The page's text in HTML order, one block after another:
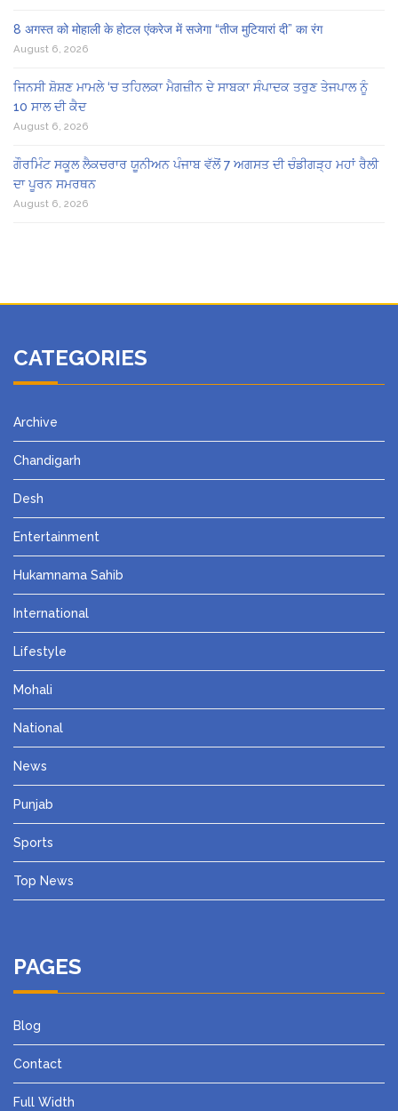
8 अगस्त को मोहाली के होटल एंकरेज में सजेगा “तीज मुटियारां दी” का रंग
August 6, 2026
ਜਿਨਸੀ ਸ਼ੋਸ਼ਣ ਮਾਮਲੇ ‘ਚ ਤਹਿਲਕਾ ਮੈਗਜ਼ੀਨ ਦੇ ਸਾਬਕਾ ਸੰਪਾਦਕ ਤਰੁਣ ਤੇਜਪਾਲ ਨੂੰ
10 ਸਾਲ ਦੀ ਕੈਦ
August 6, 2026
ਗੌਰਮਿੰਟ ਸਕੂਲ ਲੈਕਚਰਾਰ ਯੂਨੀਅਨ ਪੰਜਾਬ ਵੱਲੋਂ 7 ਅਗਸਤ ਦੀ ਚੰਡੀਗੜ੍ਹ ਮਹਾਂ ਰੈਲੀ
ਦਾ ਪੂਰਨ ਸਮਰਥਨ
August 6, 2026
CATEGORIES
Archive
Chandigarh
Desh
Entertainment
Hukamnama Sahib
International
Lifestyle
Mohali
National
News
Punjab
Sports
Top News
PAGES
Blog
Contact
Full Width